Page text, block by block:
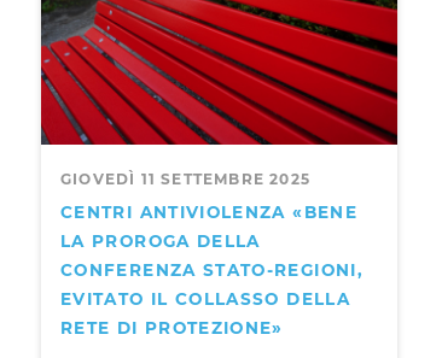
GIOVEDÌ 11 SETTEMBRE 2025
CENTRI ANTIVIOLENZA «BENE
LA PROROGA DELLA
CONFERENZA STATO-REGIONI,
EVITATO IL COLLASSO DELLA
RETE DI PROTEZIONE»